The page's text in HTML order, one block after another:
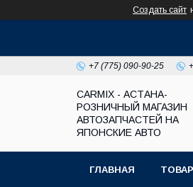
Создать сайт
+7 (775) 090-90-25
СARMIX - АСТАНА-
РОЗНИЧНЫЙ МАГАЗИН
АВТОЗАПЧАСТЕЙ НА
ЯПОНСКИЕ АВТО
ГЛАВНАЯ